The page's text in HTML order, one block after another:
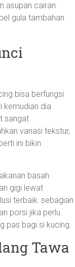
asupan cairan.
gula tambahan
bisa berfungsi
kemudian dia
sangat
variasi tekstur,
ini bikin
basah
gigi lewat
terbaik: sebagian
porsi jika perlu.
pas bagi si kucing.
Tawa